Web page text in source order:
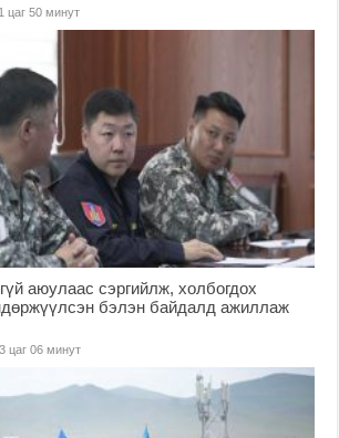
цаг 50 минут
аюулаас сэргийлж, холбогдох
бэлэн байдалд ажиллаж
цаг 06 минут